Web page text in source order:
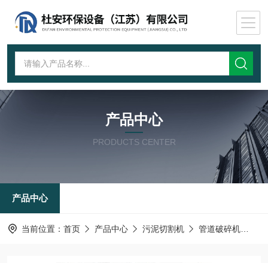
产品中心
PRODUCTS CENTER
产品中心
当前位置： 首页 产品中心 污泥切割机 管道破碎机